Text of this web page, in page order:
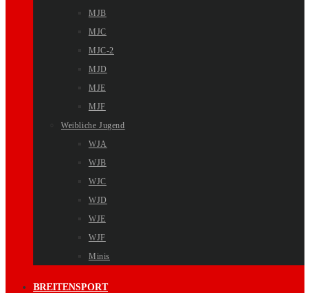
MJB
MJC
MJC-2
MJD
MJE
MJF
Weibliche Jugend
WJA
WJB
WJC
WJD
WJE
WJF
Minis
BREITENSPORT